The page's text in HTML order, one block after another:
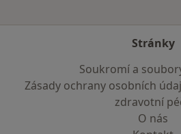
Stránky
Soukromí a
Zásady ochrany osobních
zdravotní
O nás